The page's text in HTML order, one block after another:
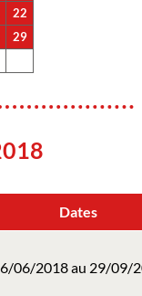
22
29
Dates
06/2018 au 29/09/